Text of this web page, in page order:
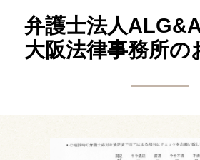
弁護士法人
大阪法律事務所の